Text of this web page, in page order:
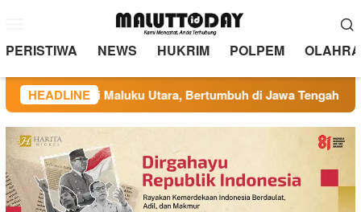
kontenMobile
PERISTIWA NEWS HUKRIM POLPEM
HEADLINE
di Maluku Utara, Bertumbuh di Jawa Tengah